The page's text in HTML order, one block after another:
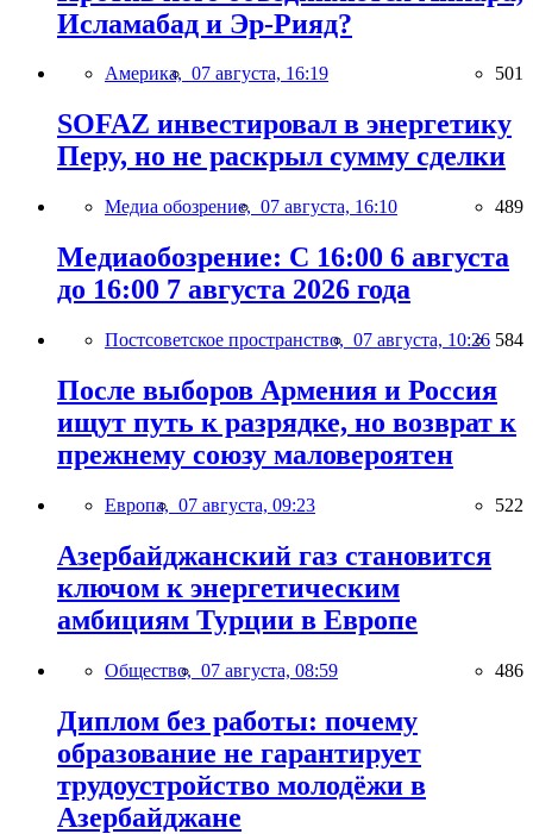
Исламабад и Эр-Рияд?
Америка, 07 августа, 16:19 501
SOFAZ инвестировал в энергетику
Перу, но не раскрыл сумму сделки
Медиа обозрение, 07 августа, 16:10 489
Медиаобозрение: С 16:00 6 августа
до 16:00 7 августа 2026 года
Постсоветское пространство, 07 августа, 10:26 584
После выборов Армения и Россия
ищут путь к разрядке, но возврат к
прежнему союзу маловероятен
Европа, 07 августа, 09:23 522
Азербайджанский газ становится
ключом к энергетическим
амбициям Турции в Европе
Общество, 07 августа, 08:59 486
Диплом без работы: почему
образование не гарантирует
трудоустройство молодёжи в
Азербайджане